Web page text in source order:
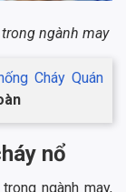
ngành may
Cháy Quán
nổ
ngành may,